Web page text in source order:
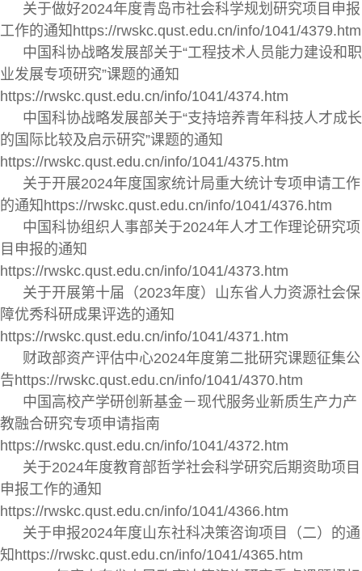
关于做好2024年度青岛市社会科学规划研究项目申报
工作的通知https://rwskc.qust.edu.cn/info/1041/4379.htm
中国科协战略发展部关于“工程技术人员能力建设和职
业发展专项研究”课题的通知
https://rwskc.qust.edu.cn/info/1041/4374.htm
中国科协战略发展部关于“支持培养青年科技人才成长
的国际比较及启示研究”课题的通知
https://rwskc.qust.edu.cn/info/1041/4375.htm
关于开展2024年度国家统计局重大统计专项申请工作
的通知https://rwskc.qust.edu.cn/info/1041/4376.htm
中国科协组织人事部关于2024年人才工作理论研究项
目申报的通知
https://rwskc.qust.edu.cn/info/1041/4373.htm
关于开展第十届（2023年度）山东省人力资源社会保
障优秀科研成果评选的通知
https://rwskc.qust.edu.cn/info/1041/4371.htm
财政部资产评估中心2024年度第二批研究课题征集公
告https://rwskc.qust.edu.cn/info/1041/4370.htm
中国高校产学研创新基金－现代服务业新质生产力产
教融合研究专项申请指南
https://rwskc.qust.edu.cn/info/1041/4372.htm
关于2024年度教育部哲学社会科学研究后期资助项目
申报工作的通知
https://rwskc.qust.edu.cn/info/1041/4366.htm
关于申报2024年度山东社科决策咨询项目（二）的通
知https://rwskc.qust.edu.cn/info/1041/4365.htm